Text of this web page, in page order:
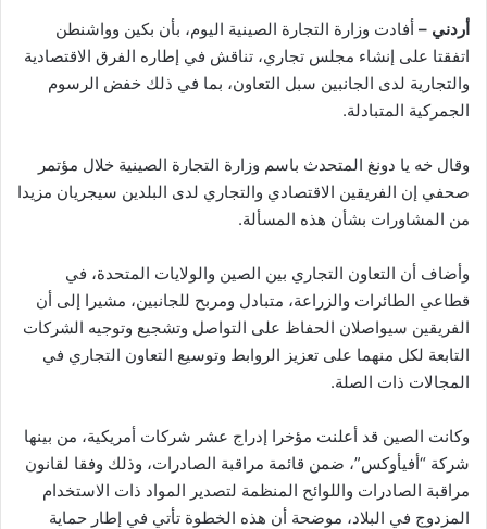
أردني – أفادت وزارة التجارة الصينية اليوم، بأن بكين وواشنطن
اتفقتا على إنشاء مجلس تجاري، تناقش في إطاره الفرق الاقتصادية
والتجارية لدى الجانبين سبل التعاون، بما في ذلك خفض الرسوم
الجمركية المتبادلة.
وقال خه يا دونغ المتحدث باسم وزارة التجارة الصينية خلال مؤتمر
صحفي إن الفريقين الاقتصادي والتجاري لدى البلدين سيجريان مزيدا
من المشاورات بشأن هذه المسألة.
وأضاف أن التعاون التجاري بين الصين والولايات المتحدة، في
قطاعي الطائرات والزراعة، متبادل ومربح للجانبين، مشيرا إلى أن
الفريقين سيواصلان الحفاظ على التواصل وتشجيع وتوجيه الشركات
التابعة لكل منهما على تعزيز الروابط وتوسيع التعاون التجاري في
المجالات ذات الصلة.
وكانت الصين قد أعلنت مؤخرا إدراج عشر شركات أمريكية، من بينها
شركة “أفيأوكس”، ضمن قائمة مراقبة الصادرات، وذلك وفقا لقانون
مراقبة الصادرات واللوائح المنظمة لتصدير المواد ذات الاستخدام
المزدوج في البلاد، موضحة أن هذه الخطوة تأتي في إطار حماية